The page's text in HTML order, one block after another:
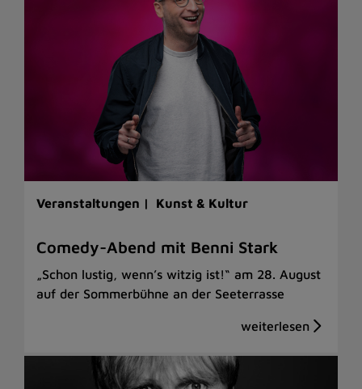
Veranstaltungen | Kunst & Kultur
Comedy-Abend mit Benni Stark
„Schon lustig, wenn’s witzig ist!“ am 28. August
auf der Sommerbühne an der Seeterrasse